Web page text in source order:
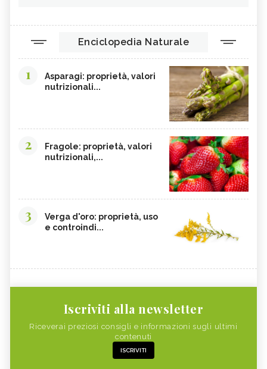
Enciclopedia Naturale
1
Asparagi: proprietà, valori
nutrizionali...
2
Fragole: proprietà, valori
nutrizionali,...
3
Verga d'oro: proprietà, uso
e controindi...
Iscriviti alla newsletter
Riceverai preziosi consigli e informazioni sugli ultimi
contenuti
ISCRIVITI